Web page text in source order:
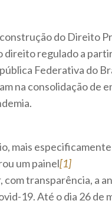
do Direito
direito regulado a
Federativa do
na consolidação de
mais
um painel[1]
com transparência, a
19. Até o dia 26 de